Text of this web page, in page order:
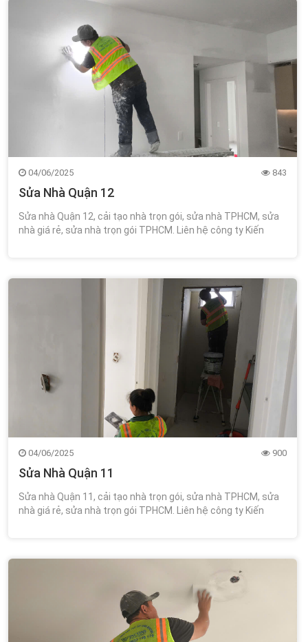
04/06/2025 843
Sửa Nhà Quận 12
Sửa nhà Quận 12, cải tạo nhà trọn gói, sửa nhà TPHCM, sửa
nhà giá rẻ, sửa nhà trọn gói TPHCM. Liên hệ công ty Kiến
04/06/2025 900
Sửa Nhà Quận 11
Sửa nhà Quận 11, cải tạo nhà trọn gói, sửa nhà TPHCM, sửa
nhà giá rẻ, sửa nhà trọn gói TPHCM. Liên hệ công ty Kiến